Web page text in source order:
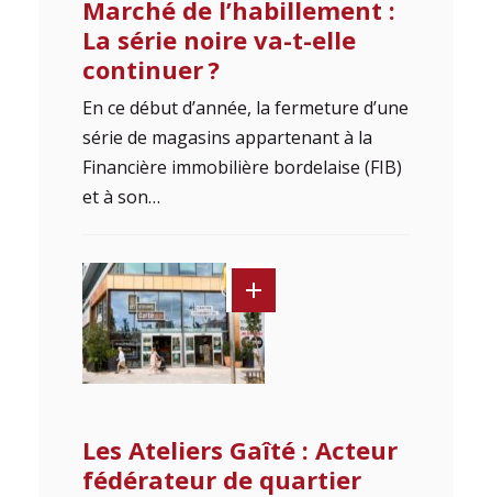
Marché de l’habillement :
La série noire va-t-elle
continuer ?
En ce début d’année, la fermeture d’une
série de magasins appartenant à la
Financière immobilière bordelaise (FIB)
et à son…
Les Ateliers Gaîté : Acteur
fédérateur de quartier